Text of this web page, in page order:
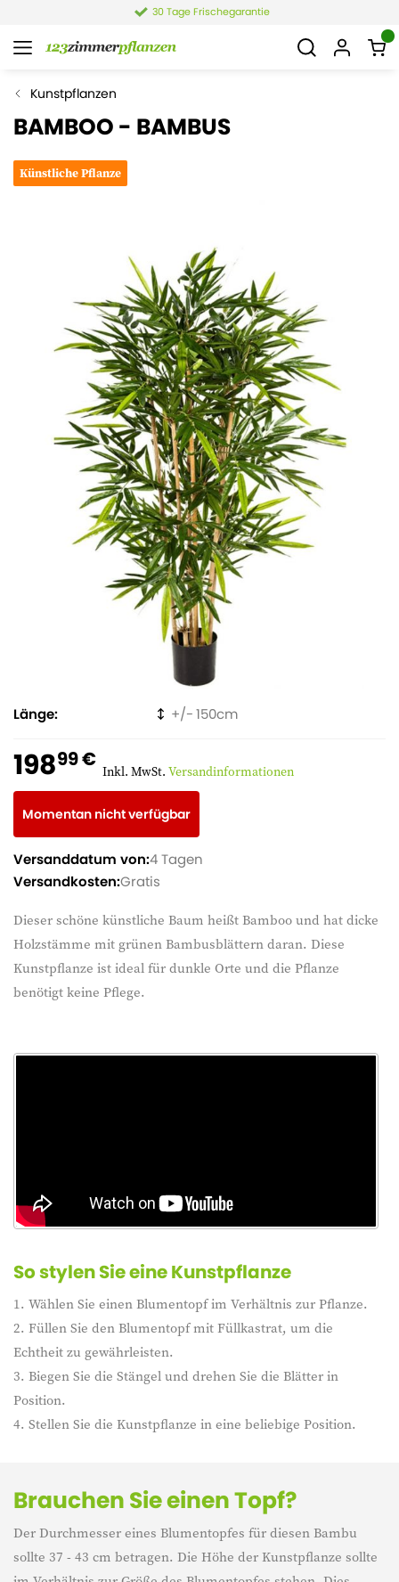
30 Tage Frischegarantie
Kunstpflanzen
BAMBOO - BAMBUS
Künstliche Pflanze
Dieser schöne künstliche Baum heißt Bamboo und hat dicke
Holzstämme mit grünen Bambusblättern daran. Diese
Kunstpflanze ist ideal für dunkle Orte und die Pflanze
benötigt keine Pflege.
Länge 150
19899 € Inkl. MwSt. Versandinformationen
Momentan nicht verfügbar
Versanddatum von:4 Tagen
Versandkosten:Gratis
Brauchen Sie einen Topf?
Der Durchmesser eines Blumentopfes für diesen Bambu
sollte 37 - 43 cm betragen. Die Höhe der Kunstpflanze sollte
So stylen Sie eine Kunstpflanze
1. Wählen Sie einen Blumentopf im Verhältnis zur Pflanze.
2. Füllen Sie den Blumentopf mit Füllkastrat, um die
Echtheit zu gewährleisten.
3. Biegen Sie die Stängel und drehen Sie die Blätter in
Position.
4. Stellen Sie die Kunstpflanze in eine beliebige Position.